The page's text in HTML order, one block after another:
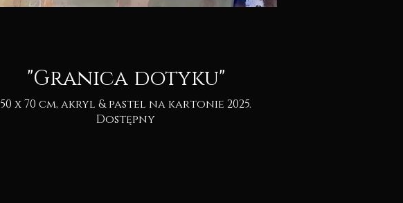
"Granica dotyku"
50 x 70 cm, akryl & pastel na kartonie 2025.
Dostępny